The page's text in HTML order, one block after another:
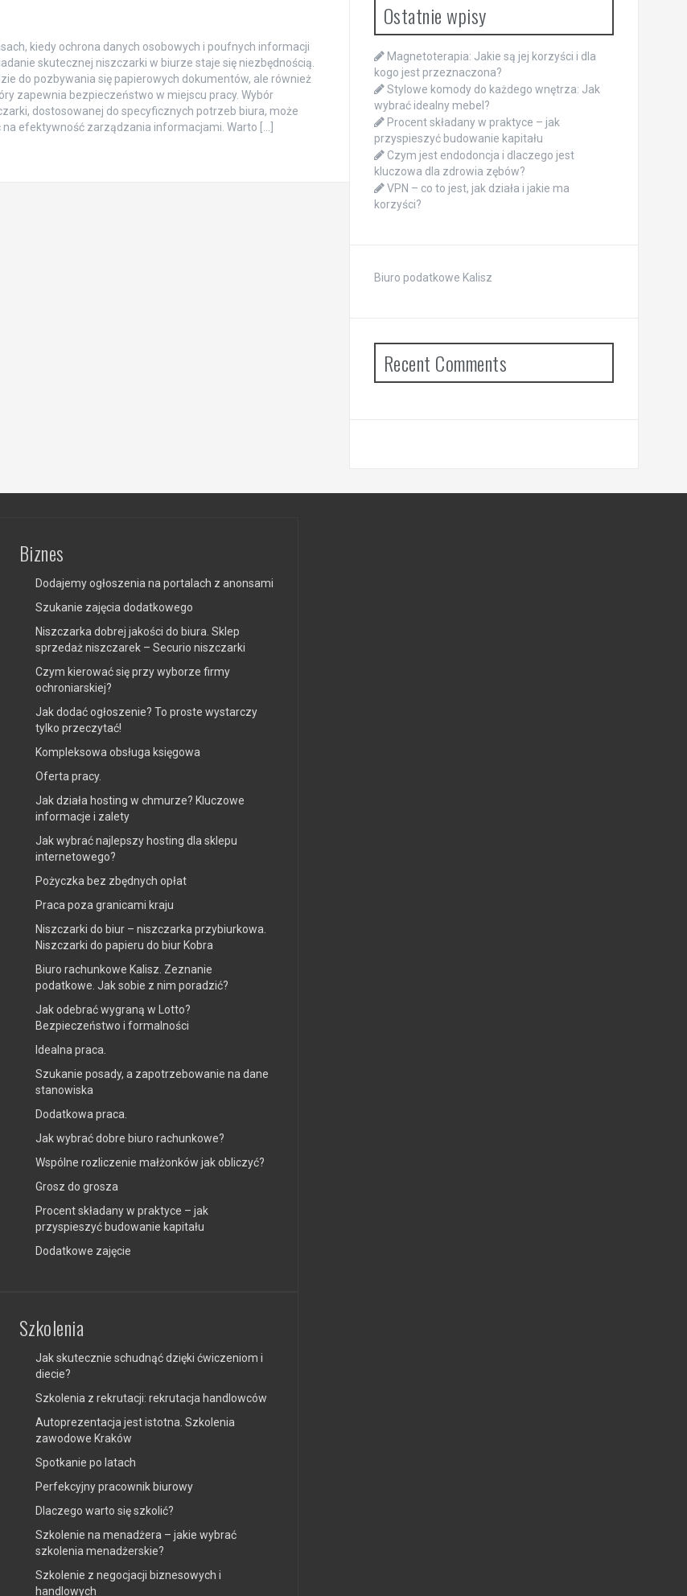
kiedy ochrona danych osobowych i poufnych informacji
skutecznej niszczarki w biurze staje się niezbędnością.
do pozbywania się papierowych dokumentów, ale również
zapewnia bezpieczeństwo w miejscu pracy. Wybór
dostosowanej do specyficznych potrzeb biura, może
na efektywność zarządzania informacjami. Warto […]
Ostatnie wpisy
Magnetoterapia: Jakie są jej korzyści i dla
kogo jest przeznaczona?
Stylowe komody do każdego wnętrza: Jak
wybrać idealny mebel?
Procent składany w praktyce – jak
przyspieszyć budowanie kapitału
Czym jest endodoncja i dlaczego jest
kluczowa dla zdrowia zębów?
VPN – co to jest, jak działa i jakie ma
korzyści?
Biuro podatkowe Kalisz
Recent Comments
Biznes
Dodajemy ogłoszenia na portalach z anonsami
Szukanie zajęcia dodatkowego
Niszczarka dobrej jakości do biura. Sklep
sprzedaż niszczarek – Securio niszczarki
Czym kierować się przy wyborze firmy
ochroniarskiej?
Jak dodać ogłoszenie? To proste wystarczy
tylko przeczytać!
Kompleksowa obsługa księgowa
Oferta pracy.
Jak działa hosting w chmurze? Kluczowe
informacje i zalety
Jak wybrać najlepszy hosting dla sklepu
internetowego?
Pożyczka bez zbędnych opłat
Praca poza granicami kraju
Niszczarki do biur – niszczarka przybiurkowa.
Niszczarki do papieru do biur Kobra
Biuro rachunkowe Kalisz. Zeznanie
podatkowe. Jak sobie z nim poradzić?
Jak odebrać wygraną w Lotto?
Bezpieczeństwo i formalności
Idealna praca.
Szukanie posady, a zapotrzebowanie na dane
stanowiska
Dodatkowa praca.
Jak wybrać dobre biuro rachunkowe?
Wspólne rozliczenie małżonków jak obliczyć?
Grosz do grosza
Procent składany w praktyce – jak
przyspieszyć budowanie kapitału
Dodatkowe zajęcie
Szkolenia
Jak skutecznie schudnąć dzięki ćwiczeniom i
diecie?
Szkolenia z rekrutacji: rekrutacja handlowców
Autoprezentacja jest istotna. Szkolenia
zawodowe Kraków
Spotkanie po latach
Perfekcyjny pracownik biurowy
Dlaczego warto się szkolić?
Szkolenie na menadżera – jakie wybrać
szkolenia menadżerskie?
Szkolenie z negocjacji biznesowych i
handlowych